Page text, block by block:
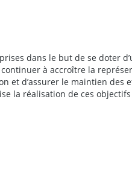
dans le but de se doter
à accroître la
et d’assurer le maintien des
la réalisation de ces objectifs